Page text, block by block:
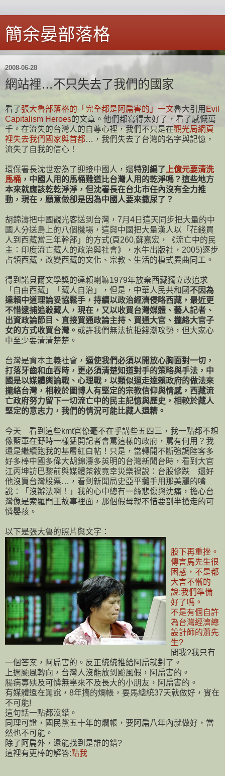
簡余晏部落格
2008-06-28
網站裡…不只失去了我們的國家
看了張大魯部落格的「完全都是阿扁害的」一文魯大引用 Evil
Capitalism Heroes的文章。他們都寫得太好了，看了感慨萬
千。在流失的台灣人的自尊心裡，我們不只是在觀光局網頁
裡失去我們國家與首都…，我們失去了台灣的名字與記憶，
流失了自我的信心！
環保署長沈世宏為了迎接中國人，還特別編了 上億元要清洗
馬桶 ，中國人用的馬桶難道比台灣人用的乾淨嗎？這些地方
本來就應該乾乾淨淨，但沈署長在台北市任內沒有全力推
動，現在，願意做卻是因為中國人要來撒尿了？
胡錦濤把中國觀光客送到台灣，7月4日這天同步把大量的中
國人分送島上的八個機場，這與中國把大量漢人以「花錢買
人到西藏當三年幹部」的方式(頁260,蘇嘉宏，《流亡中的民
主：印度流亡藏人的政治與社會》，水牛出版社，2005)逐步
占領西藏，改變西藏的文化、宗教、生活的模式異曲同工。
得到諾貝爾文學獎的達賴喇嘛1979年放棄西藏獨立改追求
「自由西藏」「藏人自治」，但是，中華人民共和國 不因為
達賴中道理論妥協鬆手，持續以政治經濟侵略西藏，最近更
不惜逮捕追殺藏人，現在，又以收買台灣媒體、藝人記者、
出資政論節目、直接買通政論主持、買通大官、攏絡大官子
女的方式收買台灣。 或許我們無法抗拒錢潮攻勢，但大家心
中至少要清清楚楚。
台灣是資本主義社會， 逼使我們必須以開放心胸面對一切，
打落牙齒和血吞時，更必須清楚知道對手的策略與手法，中
國是以媒體輿論戰、心理戰，以類似逼走達賴政府的做法來
攏絡台灣，相較於圖博人有堅定的宗教信仰與情感，西藏流
亡政府努力留下一切流亡中的民主記憶與歷史，相較於藏人
堅定的意志力，我們的情況可能比藏人還糟。
今天 看到這些kmt官僚毫不在乎講些五四三，我一點都不想
像藍軍在野時一樣猛開記者會罵這樣的政府，罵有何用？我
還是繼續跑我的基層紅白帖！只是，當轉開不斷強調陸客多
好多棒中國多偉大胡錦濤多英明的台灣新聞台時，看到大官
江丙坤訪巴黎前與媒體茶敘竟幸災樂禍說：台股慘跌 還好
他沒買台灣股票…，看到新聞局史亞平攤手用那美麗的嘴
說：「沒辦法啊！」我的心中總有一絲悲傷與沈痛，擔心台
灣像是索羅門王故事裡面，那個假母親不惜要剖半搶走的可
憐嬰孩。
以下是張大魯的照片與文字：
股下再重挫。
傳言馬先生很
困惑，不是都
大言不慚的
說:我們準備
好了嗎。
不是有個自許
為台灣經濟總
設計師的蕭先
生?
問我?我只有
一個答案，阿扁害的。反正統統推給阿扁就對了。
上週颱風轉向，台灣人沒能放到颱風假，阿扁害的。
腸病毐殃及可憐無辜來不及長大的小朋友，阿扁害的。
有媒體還在罵說，8年搞的爛帳，要馬總統37天就做好，實在
不可能!
這句話一點都沒錯。
同理可證，國民黨五十年的爛帳，要阿扁八年內就做好，當
然也不可能。
除了阿扁外，還能找到是誰的錯?
這裡有更棒的解答:點我